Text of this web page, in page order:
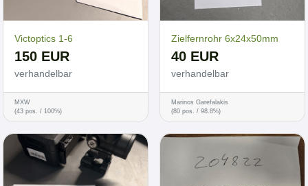
Victoptics 1-6
150 EUR
verhandelbar
MXW
(43 pos. / 100%)
Zielfernrohr 6x24x50mm
40 EUR
verhandelbar
Marinos Garefalakis
(80 pos. / 98.8%)